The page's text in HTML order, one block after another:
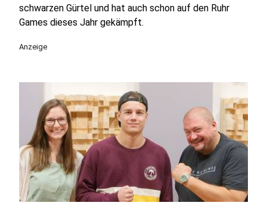
schwarzen Gürtel und hat auch schon auf den Ruhr
Games dieses Jahr gekämpft.
Anzeige